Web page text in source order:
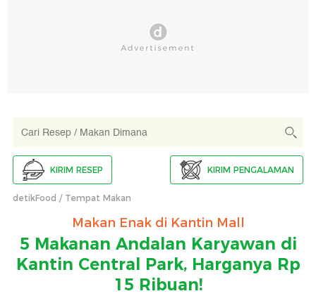
KIRIM RESEP KIRIM PENGALAMAN
detikFood Tempat Makan
Makan Enak di Kantin Mall
5 Makanan Andalan Karyawan di
Kantin Central Park, Harganya Rp
15 Ribuan!